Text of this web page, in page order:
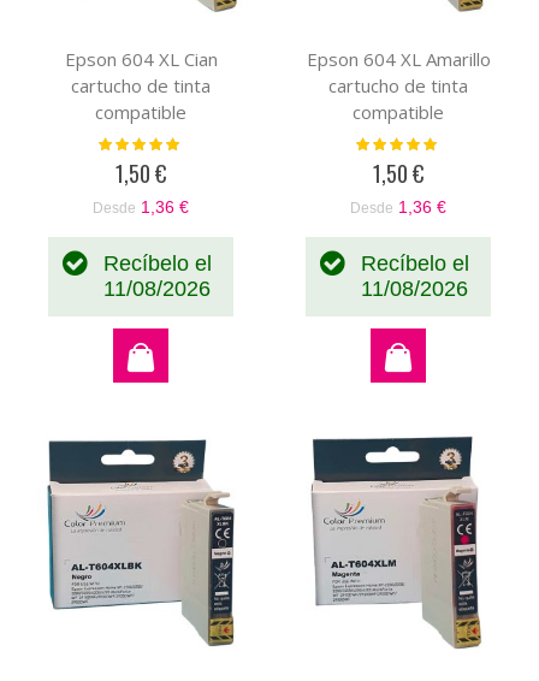
Epson 604 XL Cian
cartucho de tinta
compatible
(C13T10H24010)
Valoración:
1,50 €
Desde 1,36 €
Recíbelo el
11/08/2026
Epson 604 XL Amarillo
cartucho de tinta
compatible
(C13T10H44010)
Valoración:
1,50 €
Desde 1,36 €
Recíbelo el
11/08/2026